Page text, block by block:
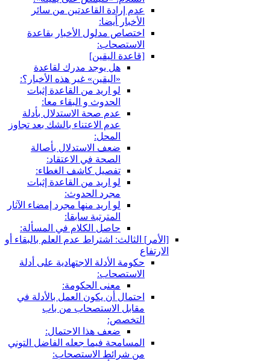
عدم إرادة القاعدتين من سائر
الأخبار أيضا:
اختصاص مدلول الأخبار بقاعدة
الاستصحاب:
[قاعدة اليقين‏]
هل يوجد مدرك لقاعدة
«اليقين» غير هذه الأخبار؟:
لو اريد من القاعدة إثبات
الحدوث و البقاء معا:
عدم صحة الاستدلال بأدلة
عدم الاعتناء بالشك بعد تجاوز
المحل:
ضعف الاستدلال بأصالة
الصحة في الاعتقاد:
تفصيل كاشف الغطاء:
لو اريد من القاعدة إثبات
مجرد الحدوث:
لو اريد منها مجرد إمضاء الآثار
المترتبة سابقا:
حاصل الكلام في المسألة:
[الأمر] الثالث: اشتراط عدم العلم بالبقاء أو
الارتفاع
حكومة الأدلة الاجتهادية على أدلة
الاستصحاب:
معنى الحكومة:
احتمال أن يكون العمل بالأدلة في
مقابل الاستصحاب من باب
التخصص:
ضعف هذا الاحتمال:
المسامحة فيما جعله الفاضل التوني
من شرائط الاستصحاب: